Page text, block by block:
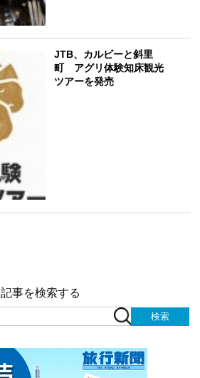
JTB、カルビーと斜里
町 アグリ体験知床観光
ツアーを発売
記事を検索する